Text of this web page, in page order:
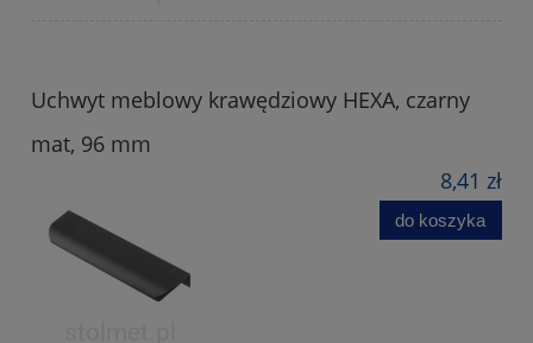
Uchwyt meblowy krawędziowy HEXA, czarny
mat, 96 mm
8,41 zł
do koszyka